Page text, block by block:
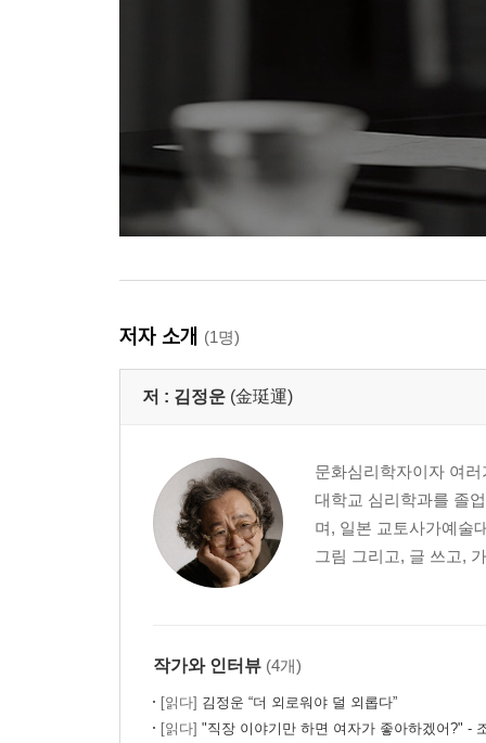
저자 소개 (1명)
저 : 김정운 (金珽運)
문화심리학자이자 여
대학교 심리학과를 졸
며, 일본 교토사가예술
그림 그리고, 글 쓰고,
작가와 인터뷰 (4개)
[읽다] 김정운 “더 외로워야 덜 외롭다”
[읽다] "직장 이야기만 하면 여자가 좋아하겠어?" -